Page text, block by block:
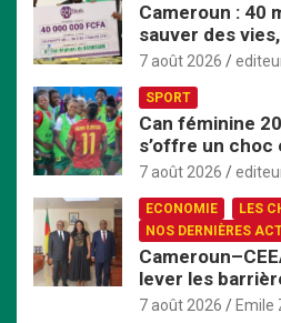
Cameroun : 40
sauver des
Bafoussam
7 août 2026
SPORT
Can féminine
s’offre un
Nigeria en quart
7 août 2026
ECONOMIE
LES
NOS DERNIÈRES
lever les
l’intégration
7 août 2026 Emile